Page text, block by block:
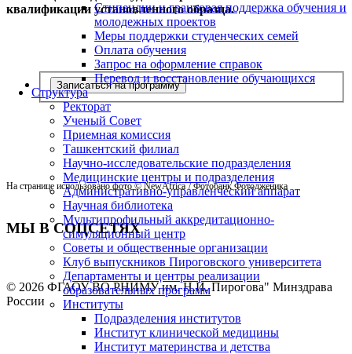
Стипендии и грантовая поддержка обучения и
молодежных проектов
Меры поддержки студенческих семей
Оплата обучения
Запрос на оформление справок
Перевод и восстановление обучающихся
Структура
Ректорат
Ученый Совет
Приемная комиссия
Ташкентский филиал
Научно-исследовательские подразделения
Медицинские центры и подразделения
Административно-управленческий аппарат
Научная библиотека
Мультипрофильный аккредитационно-
симуляционный центр
Советы и общественные организации
Клуб выпускников Пироговского университета
Департаменты и центры реализации
образовательных программ
Институты
Подразделения институтов
Институт клинической медицины
Институт материнства и детства
квалификации установленного образца.
Записаться на программу
На странице использовано фото © NewAfrica / Фотобанк Фотодженика
МЫ В СОЦСЕТЯХ
© 2026 ФГАОУ ВО РНИМУ им. Н.И. Пирогова" Минздрава
России